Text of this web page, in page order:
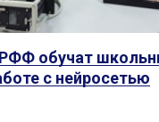
обучат
с нейросетью